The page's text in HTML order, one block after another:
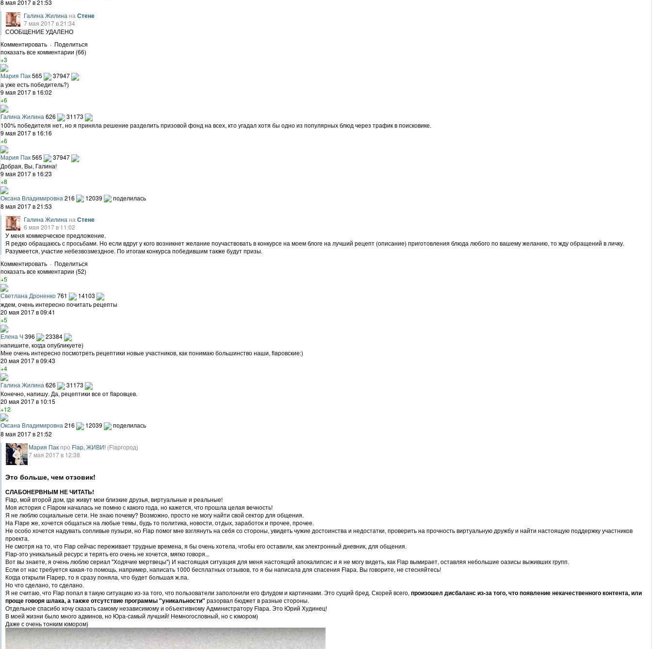
8 мая 2017 в 21:53
Галина Жилина на Стене
7 мая 2017 в 21:34
СООБЩЕНИЕ УДАЛЕНО
Комментировать · Поделиться
показать все комментарии (66)
+3
Мария Пак565
37947
а уже есть победитель?)
9 мая 2017 в 16:02
+6
Галина Жилина 626
31173
100% победителя нет, но я приняла решение разделить призовой фонд на всех, кто угадал хотя бы одно из популярных блюд через трафик в поисковике.
9 мая 2017 в 16:16
+6
Мария Пак565
37947
Добрая, Вы, Галина!
9 мая 2017 в 16:23
+8
Оксана Владимировна 216 12039
поделилась
8 мая 2017 в 21:53
Галина Жилина наСтене
6 мая 2017 в 11:02
У меня коммерческое предложение.
Я редко обращаюсь с просьбами. Но если вдруг у кого возникнет желание поучаствовать в конкурсе на моем блоге на лучший рецепт (описание) приготовления блюда любого по вашему желанию, то жду обращений в личку.
Разумеется, участие небезвозмездное. По итогам конкурса победившим также будут призы.
Комментировать · Поделиться
показать все комментарии (52)
+5
Светлана Дроненко761
14103
ждем, очень интересно почитать рецепты
20 мая 2017 в 09:41
+5
Елена Ч 396
23384
напишите, когда опубликуете)
Мне очень интересно посмотреть рецептики новые участников, как понимаю большинство наши, flapовские:)
20 мая 2017 в 09:43
+4
Галина Жилина 626
31173
Конечно, напишу. Да, рецептики все от flapовцев.
20 мая 2017 в 10:15
+12
Оксана Владимировна216 12039
поделилась
8 мая 2017 в 21:52
Мария Пак про Flap, ЖИВИ! (Flapгород)
7 мая 2017 в 12:38
Это больше, чем отзовик!
СЛАБОНЕРВНЫМ НЕ ЧИТАТЬ!
Flap, мой второй дом, где живут мои близкие друзья, виртуальные и реальные!
Моя история с Flapом началась не помню с какого года, но кажется, что прошла целая вечность!
Я не люблю социальные сети. Не знаю почему? Возможно, просто не могу найти свой сектор для общения.
На Flapе же, хочется общаться на любые темы, будь то политика, новости, отдых, заработок и прочее, прочее.
Не особо хочется надувать сопливые пузыри, но Flap помог мне взглянуть на себя со стороны, увидеть чужие достоинства и недостатки, проверить на прочность виртуальную дружбу и найти настоящую поддержку участников
проекта.
Не смотря на то, что Flap сейчас переживает трудные времена, я бы очень хотела, чтобы его оставили, как электронный дневник, для общения.
Flap-это уникальный ресурс и терять его очень не хочется, мягко говоря...
Вот вы знаете, я очень люблю сериал "Ходячие мертвецы") И настоящая ситуация для меня настоящий апокалипсис и я не могу видеть, как Flap вымирает, оставляя небольшие оазисы выживших групп.
Если от нас требуется какая-то помощь, например, написать 1000 бесплатных отзывов, то я бы написала для спасения Flapа. Вы говорите, не стесняйтесь!
Когда открыли Flapер, то я сразу поняла, что будет большая ж.па.
Но что сделано, то сделано.
Я не считаю, что Flap попал в такую ситуацию из-за того, что пользователи заполонили его флудом и картинками. Это сущий бред. Скорей всего,произошел дисбаланс из-за того, что появление некачественного контента, или
проще говоря шлака, а также отсутствие программы "уникальности" разорвал бюджет в разные стороны.
Отдельное спасибо хочу сказать самому независимому и объективному Администратору Flapа. Это Юрий Худинец!
В моей жизни было много админов, но Юра-самый лучший! Немногословный, но с юмором)
Даже с очень тонким юмором)